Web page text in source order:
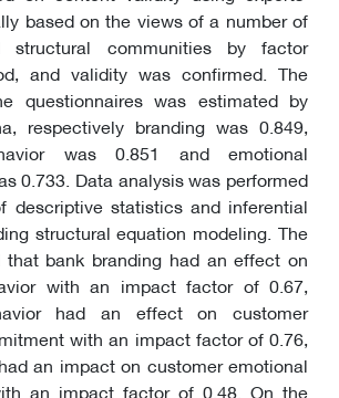
based on the views of a number of
structural communities by factor
and validity was confirmed. The
questionnaires was estimated by
respectively branding was 0.849,
was 0.851 and emotional
0.733. Data analysis was performed
descriptive statistics and inferential
structural equation modeling. The
that bank branding had an effect on
with an impact factor of 0.67,
had an effect on customer
with an impact factor of 0.76,
an impact on customer emotional
an impact factor of 0.48. On the